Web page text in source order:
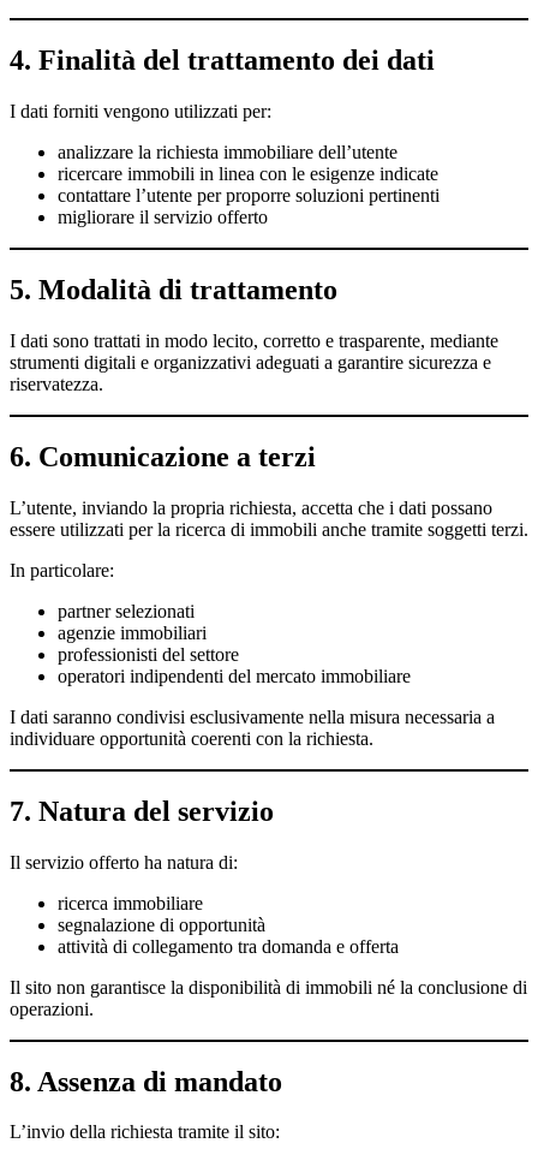
4. Finalità del trattamento dei dati
I dati forniti vengono utilizzati per:
analizzare la richiesta immobiliare dell’utente
ricercare immobili in linea con le esigenze indicate
contattare l’utente per proporre soluzioni pertinenti
migliorare il servizio offerto
5. Modalità di trattamento
I dati sono trattati in modo lecito, corretto e trasparente, mediante
strumenti digitali e organizzativi adeguati a garantire sicurezza e
riservatezza.
6. Comunicazione a terzi
L’utente, inviando la propria richiesta, accetta che i dati possano
essere utilizzati per la ricerca di immobili anche tramite soggetti terzi.
In particolare:
partner selezionati
agenzie immobiliari
professionisti del settore
operatori indipendenti del mercato immobiliare
I dati saranno condivisi esclusivamente nella misura necessaria a
individuare opportunità coerenti con la richiesta.
7. Natura del servizio
Il servizio offerto ha natura di:
ricerca immobiliare
segnalazione di opportunità
attività di collegamento tra domanda e offerta
Il sito non garantisce la disponibilità di immobili né la conclusione di
operazioni.
8. Assenza di mandato
L’invio della richiesta tramite il sito: